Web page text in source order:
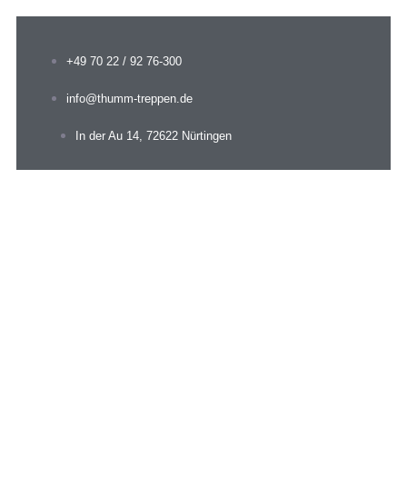
+49 70 22 / 92 76-300
info@thumm-treppen.de
In der Au 14, 72622 Nürtingen